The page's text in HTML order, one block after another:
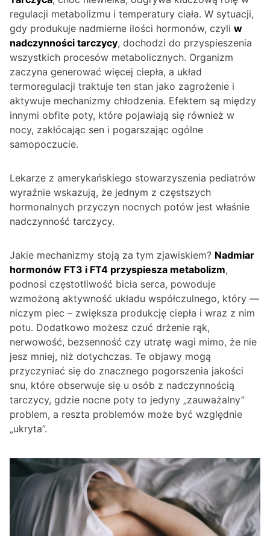
regulacji metabolizmu i temperatury ciała. W sytuacji,
gdy produkuje nadmierne ilości hormonów, czyli w
nadczynności tarczycy, dochodzi do przyspieszenia
wszystkich procesów metabolicznych. Organizm
zaczyna generować więcej ciepła, a układ
termoregulacji traktuje ten stan jako zagrożenie i
aktywuje mechanizmy chłodzenia. Efektem są między
innymi obfite poty, które pojawiają się również w
nocy, zakłócając sen i pogarszając ogólne
samopoczucie.
Lekarze z amerykańskiego stowarzyszenia pediatrów
wyraźnie wskazują, że jednym z częstszych
hormonalnych przyczyn nocnych potów jest właśnie
nadczynność tarczycy.
Jakie mechanizmy stoją za tym zjawiskiem? Nadmiar
hormonów FT3 i FT4 przyspiesza metabolizm,
podnosi częstotliwość bicia serca, powoduje
wzmożoną aktywność układu współczulnego, który —
niczym piec – zwiększa produkcję ciepła i wraz z nim
potu. Dodatkowo możesz czuć drżenie rąk,
nerwowość, bezsenność czy utratę wagi mimo, że nie
jesz mniej, niż dotychczas. Te objawy mogą
przyczyniać się do znacznego pogorszenia jakości
snu, które obserwuje się u osób z nadczynnością
tarczycy, gdzie nocne poty to jedyny „zauważalny”
problem, a reszta problemów może być względnie
„ukryta”.